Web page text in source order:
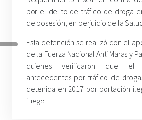
por el delito de tráfico de droga
de posesión, en perjuicio de la
Esta detención se realizó con el
de la Fuerza Nacional Anti Maras y
quienes verificaron que el
antecedentes por tráfico de
detenida en 2017 por portación
fuego.